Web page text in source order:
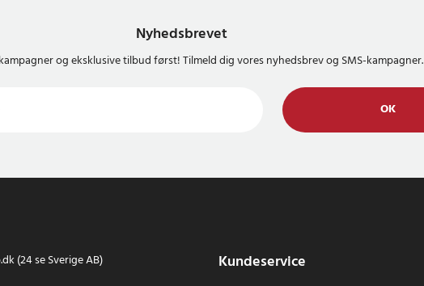
Nyhedsbrevet
og eksklusive tilbud først! Tilmeld dig vores nyhedsbrev og SMS-kampagner.
OK
(24 se Sverige AB) Kundeservice